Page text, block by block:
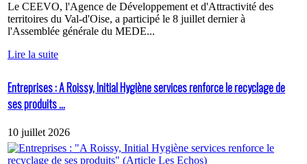
Le CEEVO, l'Agence de Développement et d'Attractivité des
territoires du Val-d'Oise, a participé le 8 juillet dernier à
l'Assemblée générale du MEDE...
Lire la suite
Entreprises : A Roissy, Initial Hygiène services renforce le recyclage de
ses produits ...
10 juillet 2026